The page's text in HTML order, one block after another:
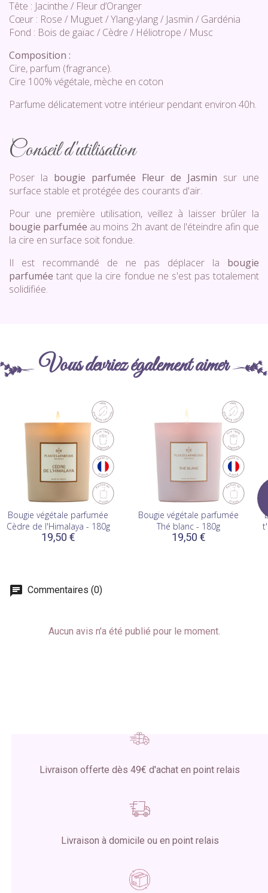
Tête : Jacinthe / Fleur d’Oranger
Cœur : Rose / Muguet / Ylang-ylang / Jasmin / Gardénia
Fond : Bois de gaïac / Cèdre / Héliotrope / Musc
Composition :
Cire, parfum (fragrance).
Cire 100% végétale, mèche en coton
Parfume délicatement votre intérieur pendant environ 40h.
Conseil d'utilisation
Poser la bougie parfumée Fleur de Jasmin sur une
surface stable et protégée des courants d'air.
Pour une première utilisation, veillez à laisser brûler la
bougie parfumée au moins 2h avant de l'éteindre afin que
la cire en surface soit fondue.
Il est recommandé de ne pas déplacer la bougie
parfumée tant que la cire fondue ne s'est pas totalement
solidifiée.
Vous devriez également aimer
Bougie végétale parfumée
Cèdre de l'Himalaya - 180g
19,50 €
Bougie végétale parfumée
Thé blanc - 180g
19,50 €
Commentaires (0)
Aucun avis n'a été publié pour le moment.
Livraison offerte dès 49€ d'achat en point relais
Livraison à domicile ou en point relais